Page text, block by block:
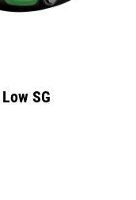
SG